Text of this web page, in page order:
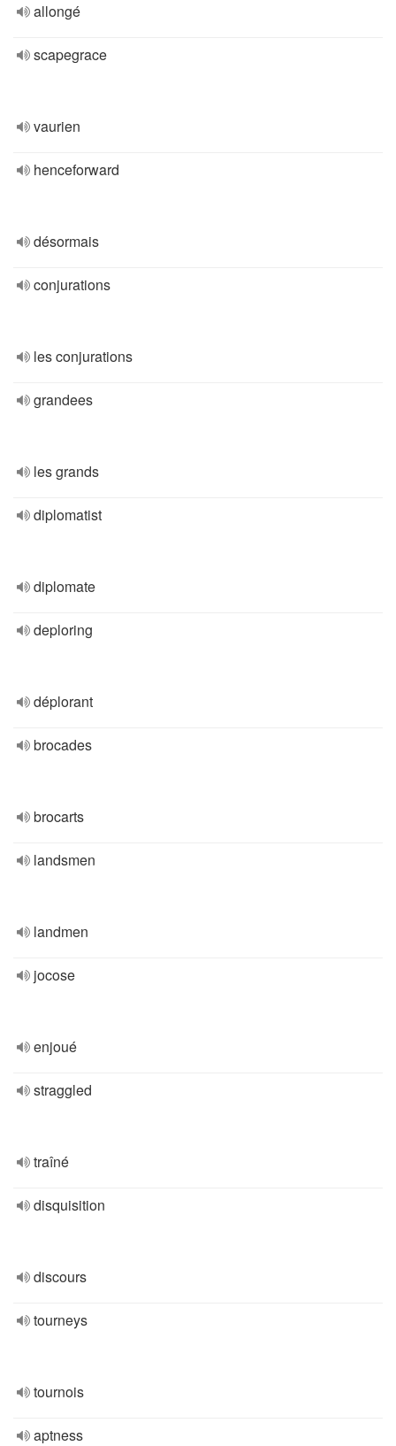
allongé
scapegrace
vaurien
henceforward
désormais
conjurations
les conjurations
grandees
les grands
diplomatist
diplomate
deploring
déplorant
brocades
brocarts
landsmen
landmen
jocose
enjoué
straggled
traîné
disquisition
discours
tourneys
tournois
aptness